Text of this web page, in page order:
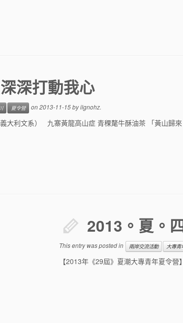
深打動我心
夏令營 on2013-11-15byilgnohz.
大利文系） 九寨黃龍高山症 青稞氂牛酥油茶 「黃山歸
2013。夏。
This entry was posted in 兩岸交流活動 大專青
【2013年《29屆》夏潮大專青年夏令